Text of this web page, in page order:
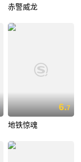
赤警威龙
6.7
地铁惊魂